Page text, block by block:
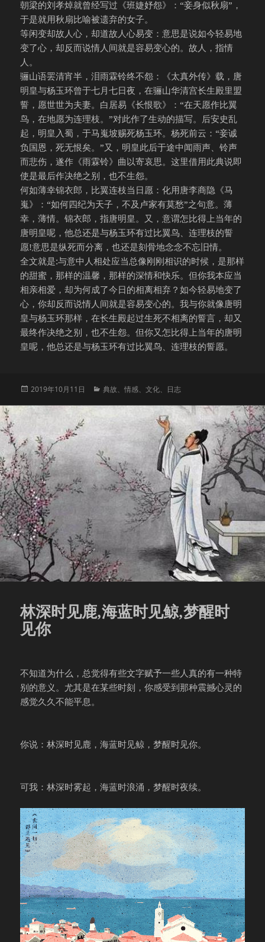
朝梁的刘孝焯就曾经写过《班婕妤怨》：“妾身似秋扇”，
于是就用秋扇比喻被遗弃的女子。
等闲变却故人心，却道故人心易变：意思是说如今轻易地
变了心，却反而说情人间就是容易变心的。故人，指情
人。
骊山语罢清宵半，泪雨霖铃终不怨：《太真外传》载，唐
明皇与杨玉环曾于七月七日夜，在骊山华清宫长生殿里盟
誓，愿世世为夫妻。白居易《长恨歌》：“在天愿作比翼
鸟，在地愿为连理枝。”对此作了生动的描写。后安史乱
起，明皇入蜀，于马嵬坡赐死杨玉环。杨死前云：“妾诚
负国恩，死无恨矣。”又，明皇此后于途中闻雨声、铃声
而悲伤，遂作《雨霖铃》曲以寄哀思。这里借用此典说即
使是最后作决绝之别，也不生怨。
何如薄幸锦衣郎，比翼连枝当日愿：化用唐李商隐《马
嵬》：“如何四纪为天子，不及卢家有莫愁”之句意。薄
幸，薄情。锦衣郎，指唐明皇。又，意谓怎比得上当年的
唐明皇呢，他总还是与杨玉环有过比翼鸟、连理枝的誓
愿!意思是纵死而分离，也还是刻骨地念念不忘旧情。
全文就是:与意中人相处应当总像刚刚相识的时候，是那样
的甜蜜，那样的温馨，那样的深情和快乐。但你我本应当
相亲相爱，却为何成了今日的相离相弃？如今轻易地变了
心，你却反而说情人间就是容易变心的。我与你就像唐明
皇与杨玉环那样，在长生殿起过生死不相离的誓言，却又
最终作决绝之别，也不生怨。但你又怎比得上当年的唐明
皇呢，他总还是与杨玉环有过比翼鸟、连理枝的誓愿。
发
于
2019年10月11日
分
典故、情感、文化、 日志
林深时见鹿,海蓝时见鲸,梦醒时
见你
不知道为什么，总觉得有些文字赋予一些人真的有一种特
别的意义。尤其是在某些时刻，你感受到那种震撼心灵的
感觉久久不能平息。
你说：林深时见鹿，海蓝时见鲸，梦醒时见你。
可我：林深时雾起，海蓝时浪涌，梦醒时夜续。